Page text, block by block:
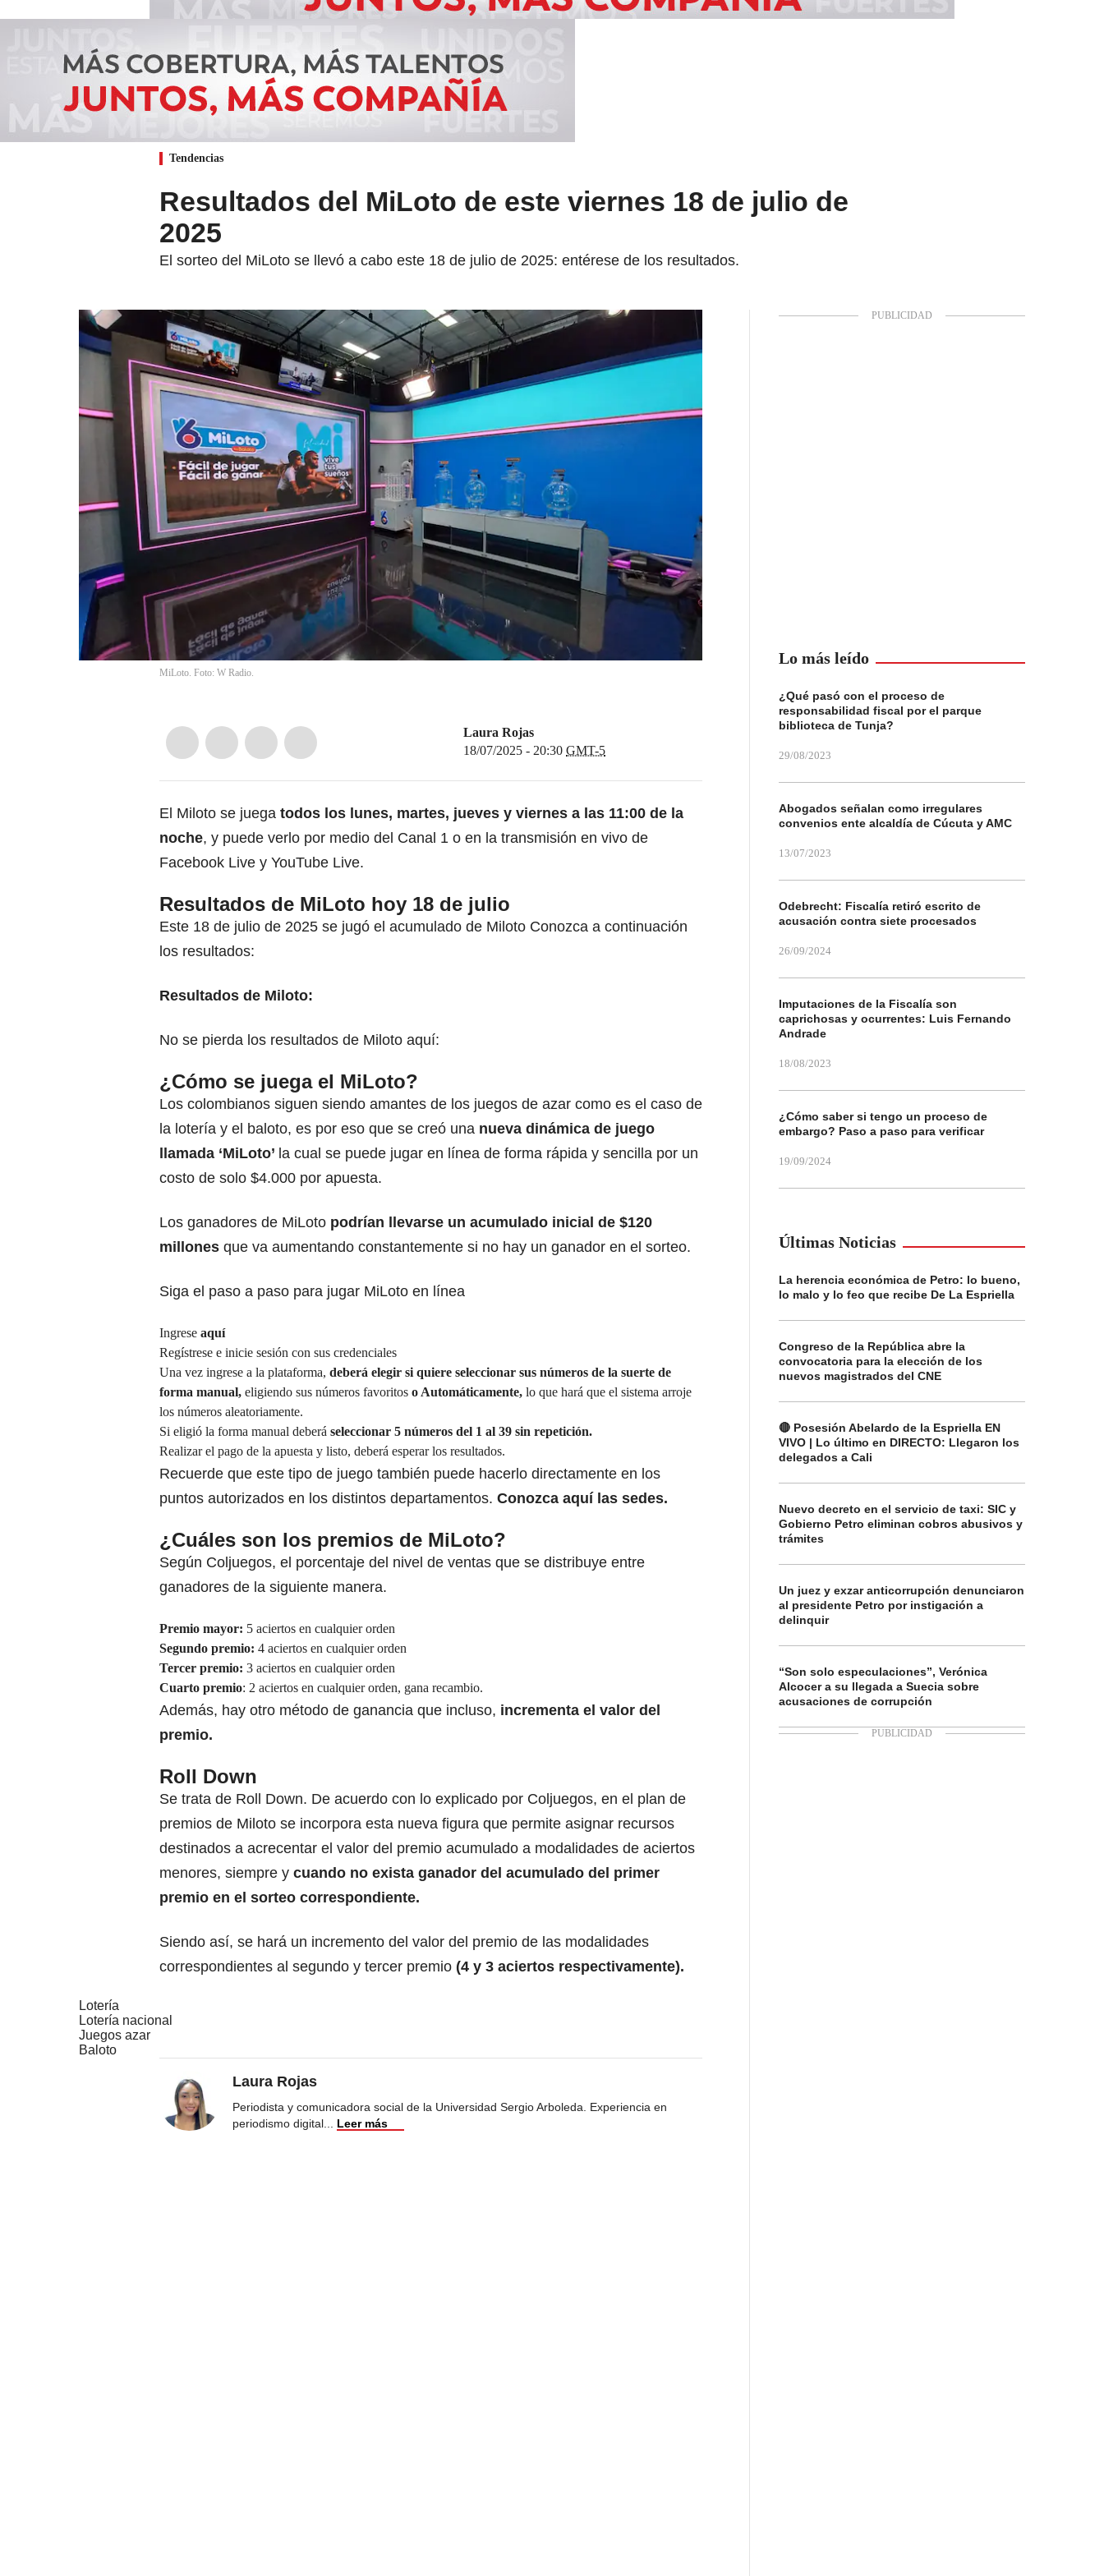
Tendencias
Resultados del MiLoto de este viernes 18 de julio de
2025
El sorteo del MiLoto se llevó a cabo este 18 de julio de 2025: entérese de los resultados.
MiLoto. Foto: W Radio.
Laura Rojas
18/07/2025 - 20:30 GMT-5
El Miloto se juega todos los lunes, martes, jueves y viernes a las 11:00 de la
noche, y puede verlo por medio del Canal 1 o en la transmisión en vivo de
Facebook Live y YouTube Live.
Resultados de MiLoto hoy 18 de julio
Este 18 de julio de 2025 se jugó el acumulado de Miloto Conozca a continuación
los resultados:
Resultados de Miloto:
No se pierda los resultados de Miloto aquí:
¿Cómo se juega el MiLoto?
Los colombianos siguen siendo amantes de los juegos de azar como es el caso de
la lotería y el baloto, es por eso que se creó una nueva dinámica de juego
llamada ‘MiLoto’ la cual se puede jugar en línea de forma rápida y sencilla por un
costo de solo $4.000 por apuesta.
Los ganadores de MiLoto podrían llevarse un acumulado inicial de $120
millones que va aumentando constantemente si no hay un ganador en el sorteo.
Siga el paso a paso para jugar MiLoto en línea
Ingrese aquí
Regístrese e inicie sesión con sus credenciales
Una vez ingrese a la plataforma, deberá elegir si quiere seleccionar sus números de la suerte de
forma manual, eligiendo sus números favoritos o Automáticamente, lo que hará que el sistema arroje
los números aleatoriamente.
Si eligió la forma manual deberá seleccionar 5 números del 1 al 39 sin repetición.
Realizar el pago de la apuesta y listo, deberá esperar los resultados.
Recuerde que este tipo de juego también puede hacerlo directamente en los
puntos autorizados en los distintos departamentos. Conozca aquí las sedes.
¿Cuáles son los premios de MiLoto?
Según Coljuegos, el porcentaje del nivel de ventas que se distribuye entre
ganadores de la siguiente manera.
Premio mayor: 5 aciertos en cualquier orden
Segundo premio: 4 aciertos en cualquier orden
Tercer premio: 3 aciertos en cualquier orden
Cuarto premio: 2 aciertos en cualquier orden, gana recambio.
Además, hay otro método de ganancia que incluso, incrementa el valor del
premio.
Roll Down
Se trata de Roll Down. De acuerdo con lo explicado por Coljuegos, en el plan de
premios de Miloto se incorpora esta nueva figura que permite asignar recursos
destinados a acrecentar el valor del premio acumulado a modalidades de aciertos
menores, siempre y cuando no exista ganador del acumulado del primer
premio en el sorteo correspondiente.
Siendo así, se hará un incremento del valor del premio de las modalidades
correspondientes al segundo y tercer premio (4 y 3 aciertos respectivamente).
Lotería
Lotería nacional
Juegos azar
Baloto
Laura Rojas
Periodista y comunicadora social de la Universidad Sergio Arboleda. Experiencia en
periodismo digital
Leer más
Lo más leído
¿Qué pasó con el proceso de
responsabilidad fiscal por el parque
biblioteca de Tunja?
29/08/2023
Abogados señalan como irregulares
convenios ente alcaldía de Cúcuta y AMC
13/07/2023
Odebrecht: Fiscalía retiró escrito de
acusación contra siete procesados
26/09/2024
Imputaciones de la Fiscalía son
caprichosas y ocurrentes: Luis Fernando
Andrade
18/08/2023
¿Cómo saber si tengo un proceso de
embargo? Paso a paso para verificar
19/09/2024
Últimas Noticias
La herencia económica de Petro: lo bueno,
lo malo y lo feo que recibe De La Espriella
Congreso de la República abre la
convocatoria para la elección de los
nuevos magistrados del CNE
🔴 Posesión Abelardo de la Espriella EN
VIVO | Lo último en DIRECTO: Llegaron los
delegados a Cali
Nuevo decreto en el servicio de taxi: SIC y
Gobierno Petro eliminan cobros abusivos y
trámites
Un juez y exzar anticorrupción denunciaron
al presidente Petro por instigación a
delinquir
“Son solo especulaciones”, Verónica
Alcocer a su llegada a Suecia sobre
acusaciones de corrupción